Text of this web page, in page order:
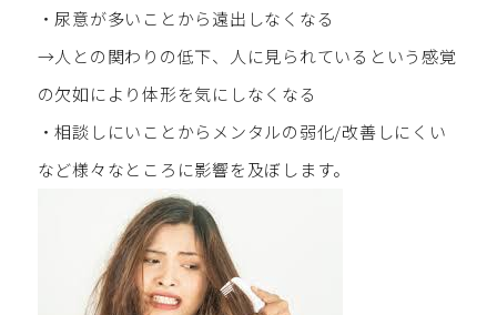
・尿意が多いことから遠出しなくなる
→人との関わりの低下、人に見られているという感覚
の欠如により体形を気にしなくなる
・相談しにいことからメンタルの弱化/改善しにくい
など様々なところに影響を及ぼします。